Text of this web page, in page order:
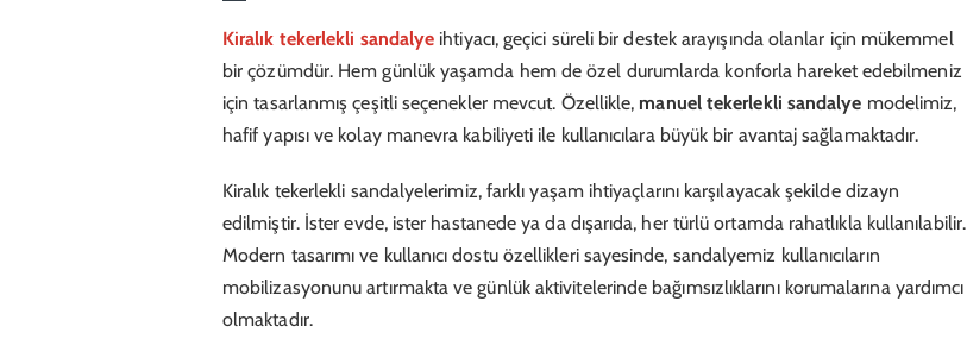
Kiralık tekerlekli sandalye ihtiyacı, geçici süreli bir destek arayışında olanlar için mükemmel
bir çözümdür. Hem günlük yaşamda hem de özel durumlarda konforla hareket edebilmeniz
için tasarlanmış çeşitli seçenekler mevcut. Özellikle, manuel tekerlekli sandalye modelimiz,
hafif yapısı ve kolay manevra kabiliyeti ile kullanıcılara büyük bir avantaj sağlamaktadır.
Kiralık tekerlekli sandalyelerimiz, farklı yaşam ihtiyaçlarını karşılayacak şekilde dizayn
edilmiştir. İster evde, ister hastanede ya da dışarıda, her türlü ortamda rahatlıkla kullanılabilir.
Modern tasarımı ve kullanıcı dostu özellikleri sayesinde, sandalyemiz kullanıcıların
mobilizasyonunu artırmakta ve günlük aktivitelerinde bağımsızlıklarını korumalarına yardımcı
olmaktadır.